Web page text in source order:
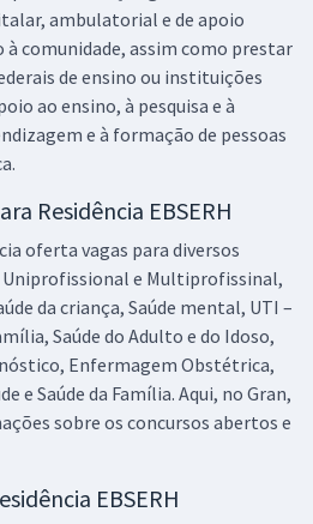
ambulatorial e de apoio
comunidade, assim como prestar
de ensino ou instituições
ao ensino, à pesquisa e à
e à formação de pessoas
Residência EBSERH
oferta vagas para diversos
Uniprofissional e Multiprofissinal,
da criança, Saúde mental, UTI –
Saúde do Adulto e do Idoso,
Enfermagem Obstétrica,
e Saúde da Família. Aqui, no Gran,
sobre os concursos abertos e
EBSERH